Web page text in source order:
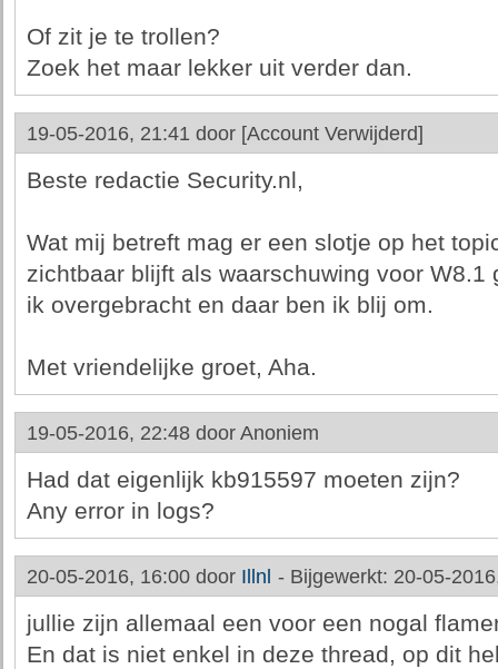
Of zit je te trollen?
Zoek het maar lekker uit verder dan.
19-05-2016, 21:41 door [Account Verwijderd]
Beste redactie Security.nl,
Wat mij betreft mag er een slotje op het
zichtbaar blijft als waarschuwing voor W8.1
ik overgebracht en daar ben ik blij om.
Met vriendelijke groet, Aha.
19-05-2016, 22:48 door Anoniem
Had dat eigenlijk kb915597 moeten zijn?
Any error in logs?
20-05-2016, 16:00 door Illnl - Bijgewerkt: 20-05-
jullie zijn allemaal een voor een nogal
En dat is niet enkel in deze thread, op dit